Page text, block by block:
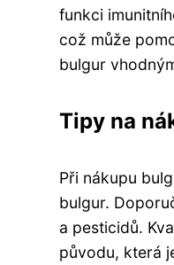
funkci
což může
bulgur
Tipy na
Při nákupu
bulgur.
a pesticidů.
původu, která